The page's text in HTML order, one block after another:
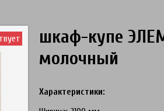
шкаф-купе
молочный
Характеристики: